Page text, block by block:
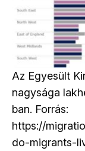
Az Egyesült
nagysága
ban. Forrás:
https://
do-migrants-